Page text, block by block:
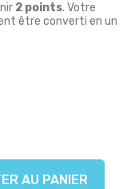
2 points. Votre
être converti en un
AU PANIER